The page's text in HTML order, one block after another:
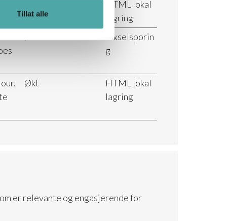
Tillat alle
HTML lokal
lagring
Pikselsporin
g
Økt
HTML lokal
lagring
er relevante og engasjerende for